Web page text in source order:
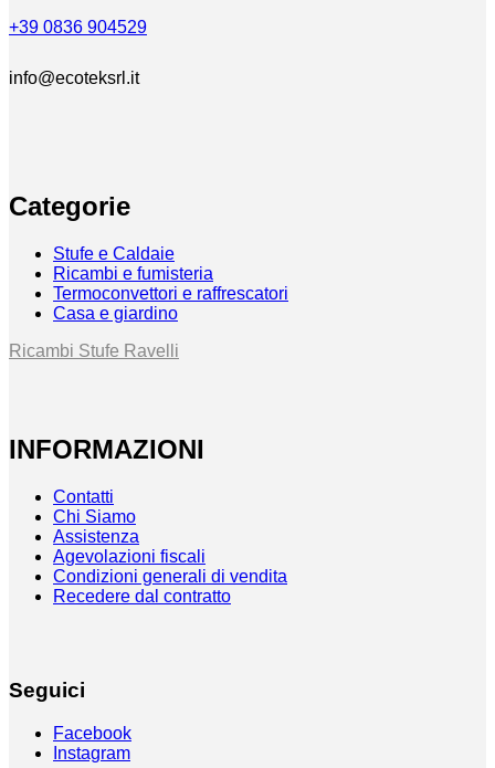
+39 0836 904529
info@ecoteksrl.it
Categorie
Stufe e Caldaie
Ricambi e fumisteria
Termoconvettori e raffrescatori
Casa e giardino
Ricambi Stufe Ravelli
INFORMAZIONI
Contatti
Chi Siamo
Assistenza
Agevolazioni fiscali
Condizioni generali di vendita
Recedere dal contratto
Seguici
Facebook
Instagram